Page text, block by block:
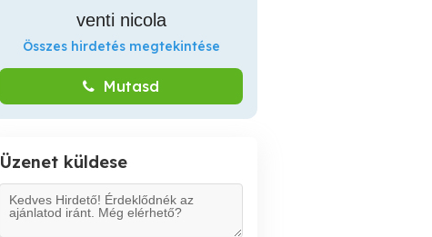
venti nicola
Összes hirdetés megtekintése
Mutasd
Üzenet küldese